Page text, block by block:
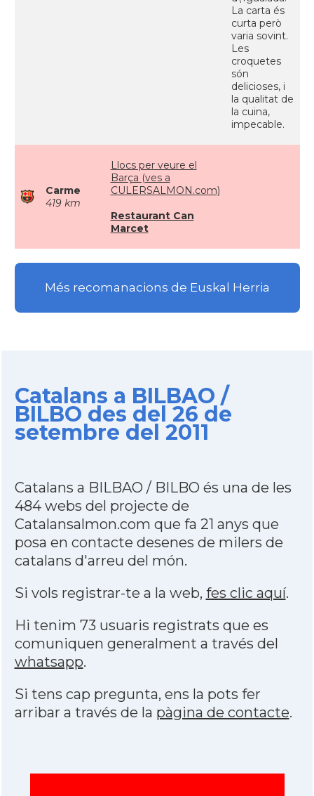
La carta és
curta però
varia sovint.
Les
croquetes
són
delicioses, i
la qualitat de
la cuina,
impecable.
Carme
419 km
Llocs per veure el
Barça (ves a
CULERSALMON.com)
Restaurant Can
Marcet
Més recomanacions de Euskal Herria
Catalans a BILBAO /
BILBO des del 26 de
setembre del 2011
Catalans a BILBAO / BILBO és una de les
484 webs del projecte de
Catalansalmon.com que fa 21 anys que
posa en contacte desenes de milers de
catalans d'arreu del món.
Si vols registrar-te a la web, fes clic aquí.
Hi tenim 73 usuaris registrats que es
comuniquen generalment a través del
whatsapp.
Si tens cap pregunta, ens la pots fer
arribar a través de la pàgina de contacte.